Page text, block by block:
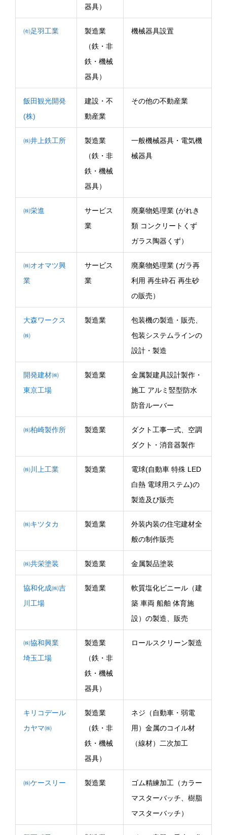
器具）
㈲足羽工業
製造業
（鉄・非
鉄・機械
器具）
機械器具設置
飯田観光開発
(株)
建設・不
動産業
その他の不動産業
㈱井上鉄工所
製造業
（鉄・非
鉄・機械
器具）
一般機械器具・電気機
械器具
㈱栄進
サービス
業
廃棄物処理業 (がれき
類 コンクリートくず
ガラス陶器くず）
㈱オオマツ興
業
サービス
業
廃棄物処理業 (ガラ再
利用 再生砕石 再生砂
の販売）
大森ワークス
㈱
製造業
包装機の製造・販売、
包装システムラインの
設計・製造
開発建材㈱
東京工場
製造業
金属製建具設計製作・
施工 アルミ竪型防水
防音ルーバー
㈱柏崎製作所 製造業
ダクト工事一式、空調
ダクト・消音器製作
㈱川上工業 製造業
電球(自動車 特殊 LED
白熱 電球用ステム)の
製造及び販売
㈱キツタカ 製造業
外装内装の住宅建材全
般の制作販売
㈱共栄塗装 製造業 金属製品塗装
協和化成㈱吉
川工場
製造業
軟質塩化ビニール（建
築 車両 船舶 体育施
設）の製造、販売
㈱協和興業
埼玉工場
製造業
（鉄・非
鉄・機械
器具）
ロールスクリーン製造
キリコデール
カヤマ㈱
製造業
（鉄・非
鉄・機械
器具）
ネジ（自動車・弱電
用）金属のコイル材
（線材）二次加工
㈱ケースリー 製造業
ゴム精練加工（カラー
マスターバッチ、樹脂
マスターバッチ）